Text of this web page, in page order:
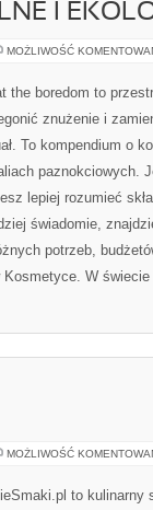
I
MOŻLIWOŚĆ
the boredom to
znużenie i
To kompendium o
paznokciowych.
lepiej rozumieć
świadomie,
potrzeb,
W
MOŻLIWOŚĆ
to kulinarny